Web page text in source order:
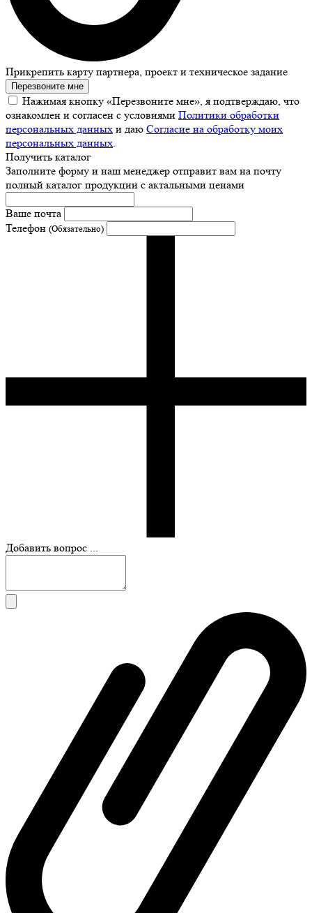
Прикрепить карту партнера, проект и техническое задание
Перезвоните мне
Нажимая кнопку «Перезвоните мне», я подтверждаю, что
ознакомлен и согласен с условиями Политики обработки
персональных данных и даю Согласие на обработку моих
персональных данных.
Получить каталог
Заполните форму и наш менеджер отправит вам на почту
полный каталог продукции с актальными ценами
Ваше почта
Телефон (Обязательно)
Добавить вопрос ...